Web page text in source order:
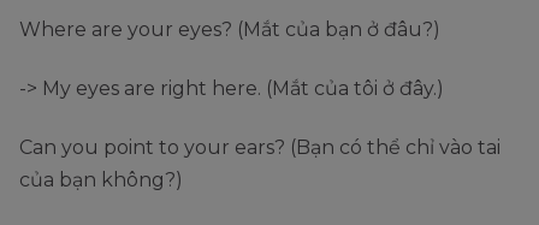
Where are your eyes? (Mắt của bạn ở đâu?)
-> My eyes are right here. (Mắt của tôi ở đây.)
Can you point to your ears? (Bạn có thể chỉ vào tai
của bạn không?)